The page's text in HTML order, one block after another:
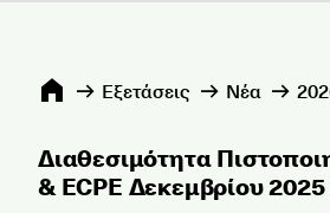
Εξετάσεις Νέα
Διαθεσιμότητα
& ECPE Δεκεμβρίου 2025